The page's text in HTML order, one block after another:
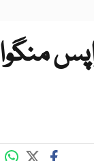
منگوا